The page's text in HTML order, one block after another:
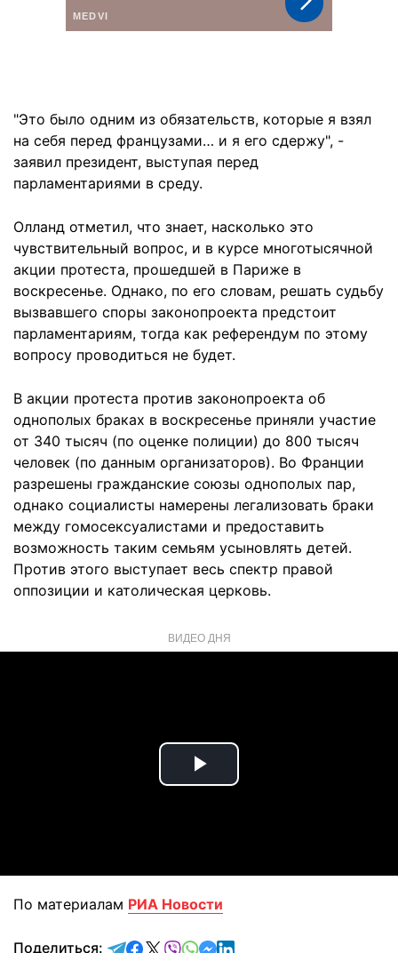
"Это было одним из обязательств, которые я взял
на себя перед французами… и я его сдержу", -
заявил президент, выступая перед
парламентариями в среду.
Олланд отметил, что знает, насколько это
чувствительный вопрос, и в курсе многотысячной
акции протеста, прошедшей в Париже в
воскресенье. Однако, по его словам, решать судьбу
вызвавшего споры законопроекта предстоит
парламентариям, тогда как референдум по этому
вопросу проводиться не будет.
В акции протеста против законопроекта об
однополых браках в воскресенье приняли участие
от 340 тысяч (по оценке полиции) до 800 тысяч
человек (по данным организаторов). Во Франции
разрешены гражданские союзы однополых пар,
однако социалисты намерены легализовать браки
между гомосексуалистами и предоставить
возможность таким семьям усыновлять детей.
Против этого выступает весь спектр правой
оппозиции и католическая церковь.
ВИДЕО ДНЯ
Play
По материалам РИА Новости
Поделиться: отправить в Telegram
поделиться в Facebook
поделиться в X
отправить в Viber
отправить в Whatsapp
отправить в Messenger
отправить в LinkedIn